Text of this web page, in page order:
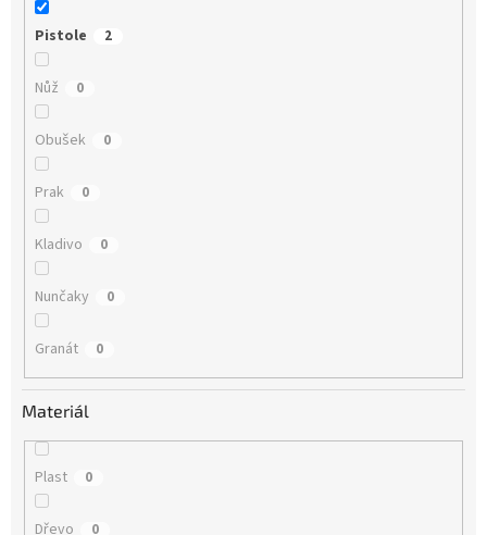
Pistole 2
Nůž 0
Obušek 0
Prak 0
Kladivo 0
Nunčaky 0
Granát 0
Materiál
Plast 0
Dřevo 0